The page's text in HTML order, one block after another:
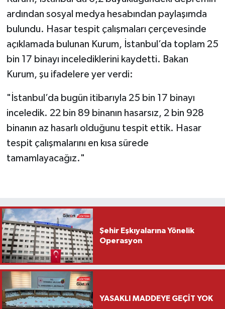
ardından sosyal medya hesabından paylaşımda
bulundu. Hasar tespit çalışmaları çerçevesinde
açıklamada bulunan Kurum, İstanbul’da toplam 25
bin 17 binayı incelediklerini kaydetti. Bakan
Kurum, şu ifadelere yer verdi:
"İstanbul’da bugün itibarıyla 25 bin 17 binayı
inceledik. 22 bin 89 binanın hasarsız, 2 bin 928
binanın az hasarlı olduğunu tespit ettik. Hasar
tespit çalışmalarını en kısa sürede
tamamlayacağız."
Şehir Eşkıyalarına Yönelik
Operasyon
YASAKLI MADDEYE GEÇİT YOK